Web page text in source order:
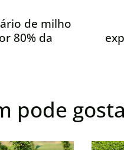
de milho
80% da
pode